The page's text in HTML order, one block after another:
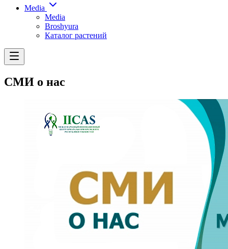
Media
Media
Broshyura
Каталог растений
СМИ о нас